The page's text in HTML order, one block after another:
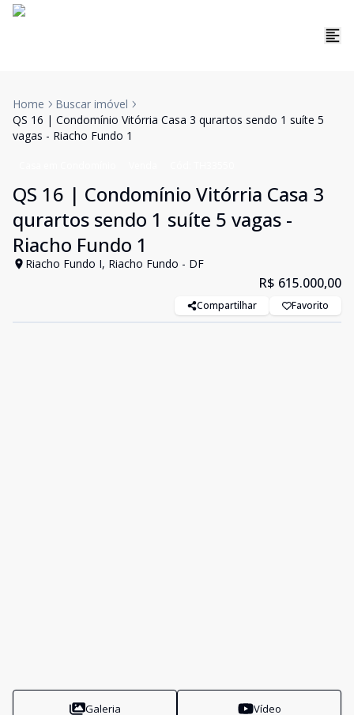
Home
Buscar imóvel
QS 16 | Condomínio Vitórria Casa 3 qurartos sendo 1 suíte 5
vagas - Riacho Fundo 1
QS 16 | Condomínio Vitórria Casa 3
qurartos sendo 1 suíte 5 vagas -
Riacho Fundo 1
Riacho Fundo I, Riacho Fundo - DF
R$ 615.000,00
Compartilhar Favorito
Galeria Vídeo